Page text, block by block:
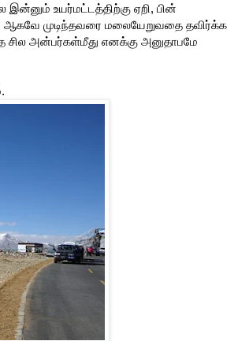
இன்னும் உயர்மட்டத்திற்கு ஏறி, பின்
ஆகவே முடிந்தவரை மலையேறுவதை தவிர்க்க
அன்பர்கள்மீது எனக்கு அனுதாபமே